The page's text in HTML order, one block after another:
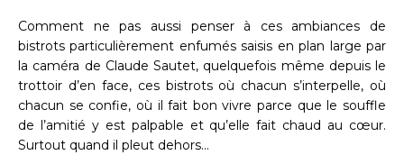
Comment ne pas aussi penser à ces ambiances de
bistrots particulièrement enfumés saisis en plan large par
la caméra de Claude Sautet, quelquefois même depuis le
trottoir d’en face, ces bistrots où chacun s’interpelle, où
chacun se confie, où il fait bon vivre parce que le souffle
de l’amitié y est palpable et qu’elle fait chaud au cœur.
Surtout quand il pleut dehors…